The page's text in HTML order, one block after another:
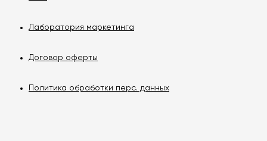
Лаборатория маркетинга
Договор оферты
Политика обработки перс. данных